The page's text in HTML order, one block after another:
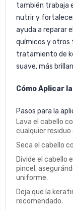
también trabaja
nutrir y
ayuda a reparar
químicos y otros
tratamiento de
suave, más
Cómo Aplicar
Pasos para la
Lava el cabello
cualquier
Seca el cabello
Divide el cabello
pincel,
uniforme.
Deja que la
recomendado.